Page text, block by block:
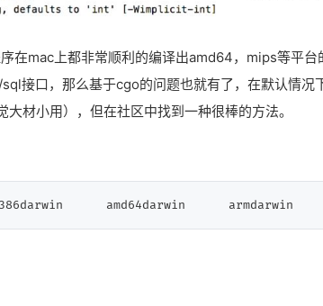
在mac上都非常顺利的编译出amd64，mips等平台
接口，那么基于cgo的问题也就有了，在默认情况
材小用），但在社区中找到一种很棒的方法。
amd64darwin      armdarwin